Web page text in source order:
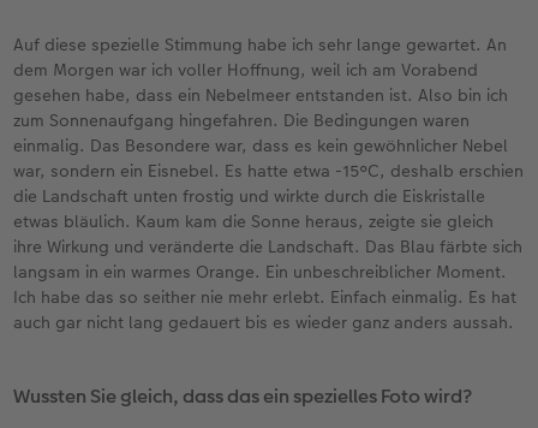
Auf diese spezielle Stimmung habe ich sehr lange gewartet. An
dem Morgen war ich voller Hoffnung, weil ich am Vorabend
gesehen habe, dass ein Nebelmeer entstanden ist. Also bin ich
zum Sonnenaufgang hingefahren. Die Bedingungen waren
einmalig. Das Besondere war, dass es kein gewöhnlicher Nebel
war, sondern ein Eisnebel. Es hatte etwa -15°C, deshalb erschien
die Landschaft unten frostig und wirkte durch die Eiskristalle
etwas bläulich. Kaum kam die Sonne heraus, zeigte sie gleich
ihre Wirkung und veränderte die Landschaft. Das Blau färbte sich
langsam in ein warmes Orange. Ein unbeschreiblicher Moment.
Ich habe das so seither nie mehr erlebt. Einfach einmalig. Es hat
auch gar nicht lang gedauert bis es wieder ganz anders aussah.
Wussten Sie gleich, dass das ein spezielles Foto wird?